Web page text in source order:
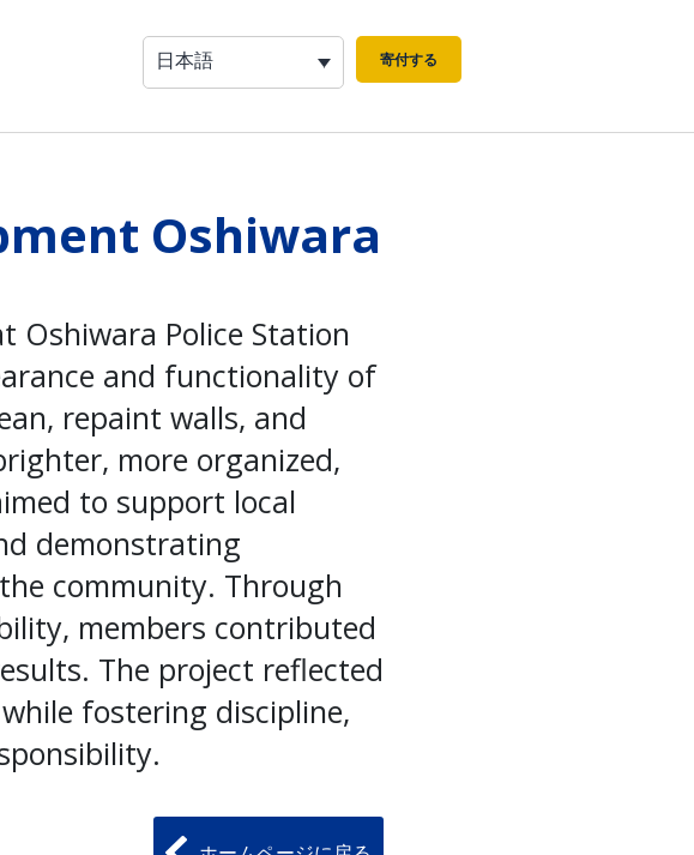
日本語 寄付する
Oshiwara
Oshiwara Police Station
and functionality of
repaint walls, and
more organized,
to support local
demonstrating
community. Through
members contributed
The project reflected
fostering discipline,